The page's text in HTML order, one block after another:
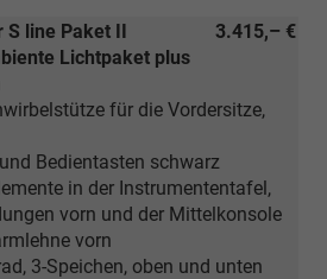
3.415,– €
S line Paket II
Lichtpaket plus
für die Vordersitze,
Bedientasten schwarz
in der Instrumententafel,
vorn und der Mittelkonsole
vorn
3-Speichen, oben und unten